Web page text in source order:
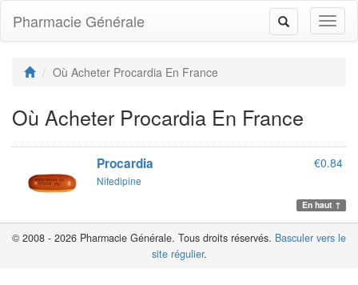
Toggle
navigation
Pharmacie Générale
Où Acheter Procardia En France
Où Acheter Procardia En France
Procardia
Nifedipine
€0.84
En haut ↑
© 2008 - 2026 Pharmacie Générale. Tous droits réservés. Basculer vers le
site régulier.